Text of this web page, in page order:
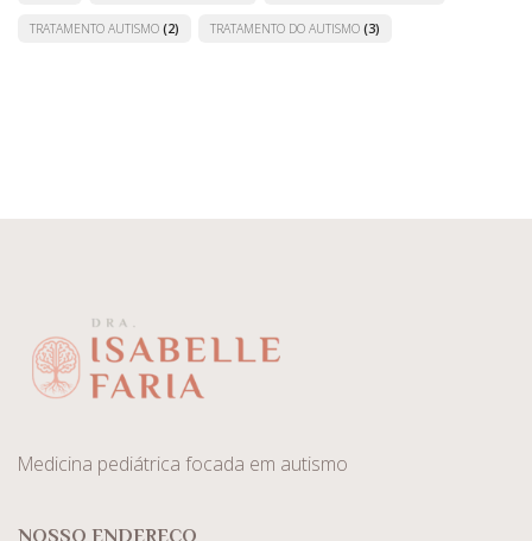
TRATAMENTO AUTISMO (2) TRATAMENTO DO AUTISMO (3)
Medicina pediátrica focada em autismo
NOSSO ENDEREÇO